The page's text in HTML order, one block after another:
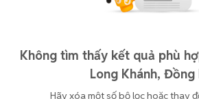
Không tìm thấy kết quả phù
Long Khánh, Đồng
Hãy xóa một số bộ lọc hoặc thay